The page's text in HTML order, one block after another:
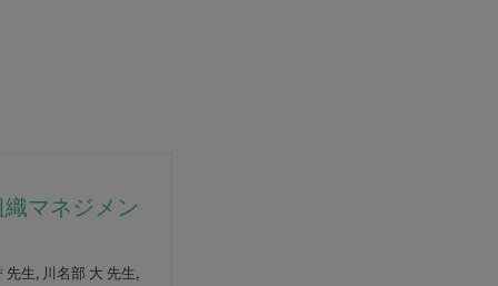
マネジメン
先生, 川名部 大 先生,